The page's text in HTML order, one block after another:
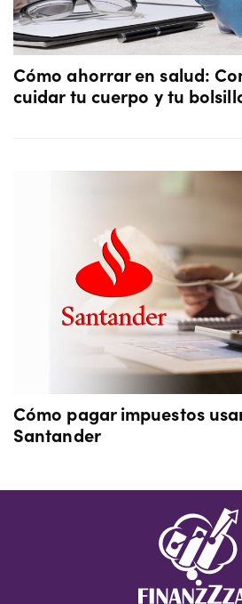
Cómo ahorrar en salud:
cuidar tu cuerpo y tu
Cómo pagar impuestos
Santander